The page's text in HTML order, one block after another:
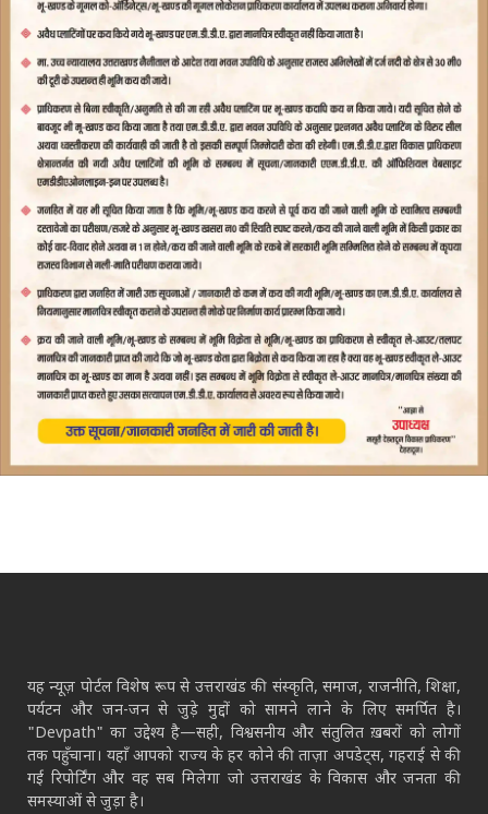
यह न्यूज़ पोर्टल विशेष रूप से उत्तराखंड की संस्कृति, समाज, राजनीति, शिक्षा,
पर्यटन और जन-जन से जुड़े मुद्दों को सामने लाने के लिए समर्पित है।
"Devpath" का उद्देश्य है—सही, विश्वसनीय और संतुलित ख़बरों को लोगों
तक पहुँचाना। यहाँ आपको राज्य के हर कोने की ताज़ा अपडेट्स, गहराई से की
गई रिपोर्टिंग और वह सब मिलेगा जो उत्तराखंड के विकास और जनता की
समस्याओं से जुड़ा है।